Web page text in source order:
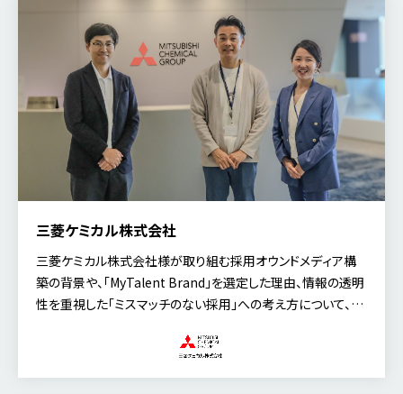
三菱ケミカル株式会社
三菱ケミカル株式会社様が取り組む採用オウンドメディア構
築の背景や、「MyTalent Brand」を選定した理由、情報の透明
性を重視した「ミスマッチのない採用」への考え方について、今
ループ キャリア採用チームの田平氏、藤原氏、月橋氏にお話を